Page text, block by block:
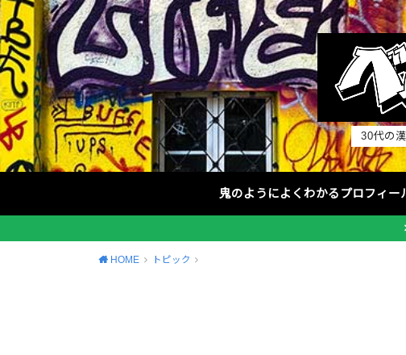
30代の
鬼のようによくわかるプロフィー
HOME トピック